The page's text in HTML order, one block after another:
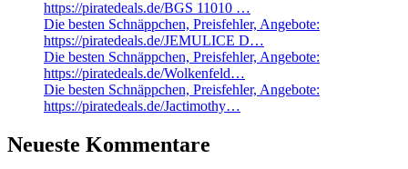
https://piratedeals.de/BGS 11010 …
Die besten Schnäppchen, Preisfehler, Angebote:
https://piratedeals.de/JEMULICE D…
Die besten Schnäppchen, Preisfehler, Angebote:
https://piratedeals.de/Wolkenfeld…
Die besten Schnäppchen, Preisfehler, Angebote:
https://piratedeals.de/Jactimothy…
Neueste Kommentare